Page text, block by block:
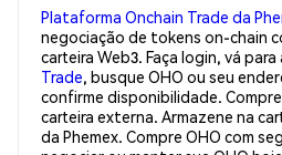
Plataforma Onchain Trade da
negociação de tokens on-chain
carteira Web3. Faça login, vá para
Trade, busque OHO ou seu
confirme disponibilidade.
carteira externa. Armazene na
da Phemex. Compre OHO com